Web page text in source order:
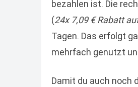
bezahlen ist. Die
(24x 7,09 € Rabatt
Tagen. Das erfolgt
mehrfach genutzt
Damit du auch noch